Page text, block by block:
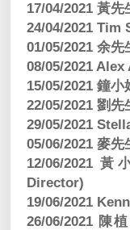
17/04/2021 黃
24/04/2021 Tim
01/05/2021 余
08/05/2021
15/05/2021 鐘
22/05/2021 劉
29/05/2021
05/06/2021 麥
12/06/2021
Director)
19/06/2021
26/06/2021 陳